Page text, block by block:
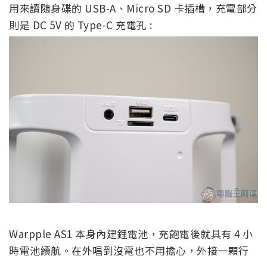
用來讀隨身碟的 USB-A、Micro SD 卡插槽，充電部分
則是 DC 5V 的 Type-C 充電孔 :
Warpple AS1 本身內建鋰電池，充飽電後就具有 4 小
時電池續航。在外唱到沒電也不用擔心，外接一顆行